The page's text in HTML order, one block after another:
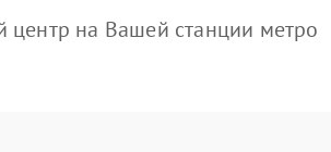
центр на Вашей станции метро